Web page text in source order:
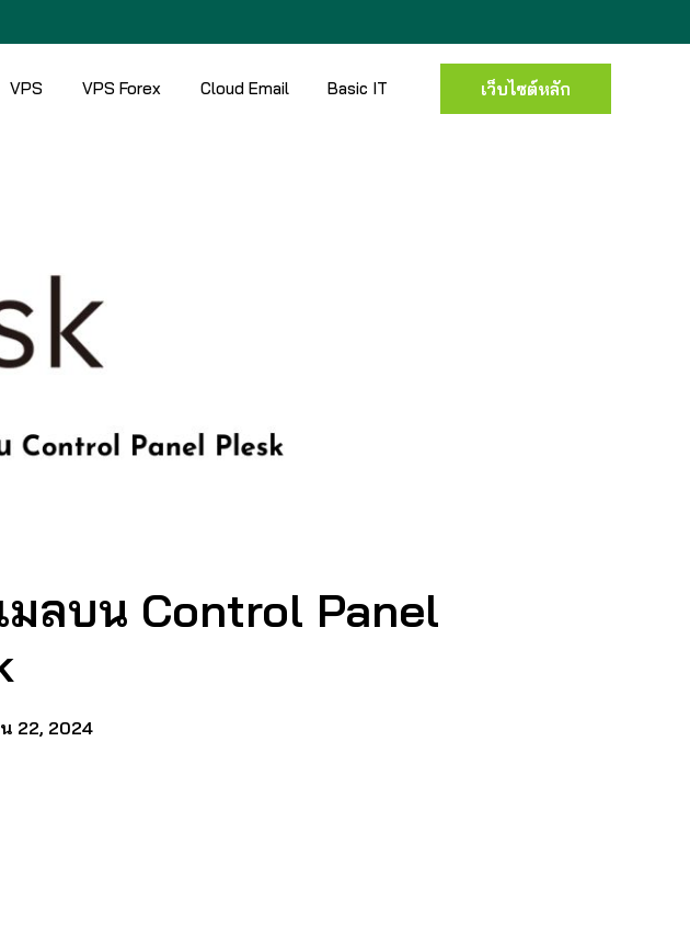
VPS VPS Forex Cloud Email Basic IT เว็บไซต์หลัก
ลบน Control Panel
22, 2024